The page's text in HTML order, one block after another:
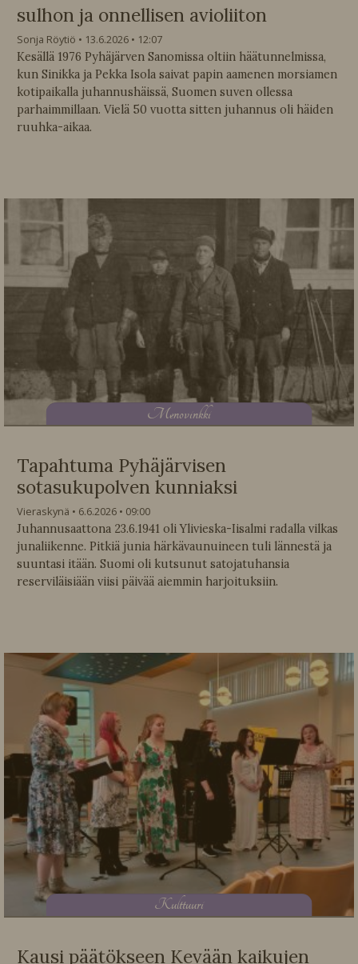
sulhon ja onnellisen avioliiton
Sonja Röytiö 13.6.2026
12:07
Kesällä 1976 Pyhäjärven Sanomissa oltiin häätunnelmissa,
kun Sinikka ja Pekka Isola saivat papin aamenen morsiamen
kotipaikalla juhannushäissä, Suomen suven ollessa
parhaimmillaan. Vielä 50 vuotta sitten juhannus oli häiden
ruuhka-aikaa.
Menovinkki
Tapahtuma Pyhäjärvisen
sotasukupolven kunniaksi
Vieraskynä 6.6.2026
09:00
Juhannusaattona 23.6.1941 oli Ylivieska-Iisalmi radalla vilkas
junaliikenne. Pitkiä junia härkävaunuineen tuli lännestä ja
suuntasi itään. Suomi oli kutsunut satojatuhansia
reserviläisiään viisi päivää aiemmin harjoituksiin.
Kulttuuri
Kausi päätökseen Kevään kaikujen